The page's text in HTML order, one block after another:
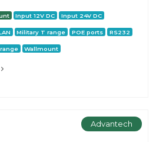
Input 12V DC Input 24V DC
Military T range POE ports RS232
Wallmount
Advantech